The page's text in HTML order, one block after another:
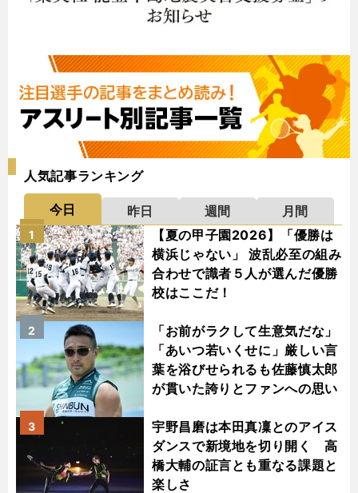
人気記事ランキング
今日 昨日 週間
月間
【夏の甲子園2026】「優勝は
横浜じゃない」 波乱必至の組み
合わせで識者５人が選んだ優勝
校はここだ！
1
「お前がラクして生意気だな」
「あいつ若いくせに」厳しい言
葉を浴びせられるも佐藤慎太郎
が貫いた誇りとファンへの思い
2
宇野昌磨は本田真凜とのアイス
ダンスで新境地を切り開く 高
橋大輔の証言とも重なる課題と
楽しさ
3